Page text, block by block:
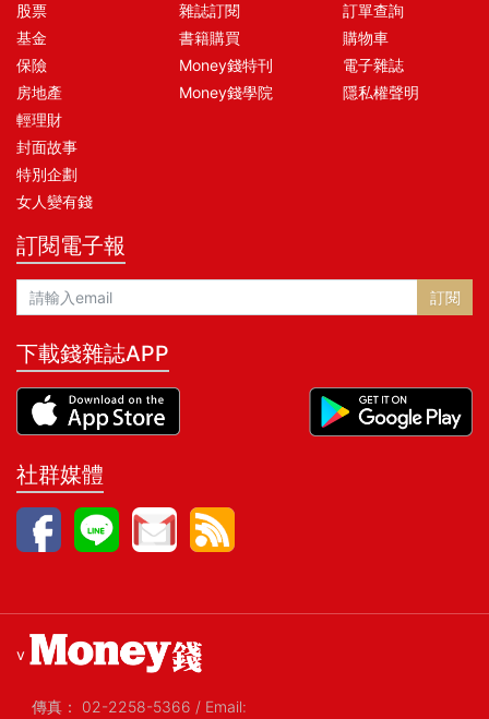
股票
基金
保險
房地產
輕理財
封面故事
特別企劃
女人變有錢
雜誌訂閱
書籍購買
Money錢特刊
Money錢學院
訂單查詢
購物車
電子雜誌
隱私權聲明
訂閱電子報
訂閱
下載錢雜誌APP
社群媒體
v
傳真： 02-2258-5366 / Email: